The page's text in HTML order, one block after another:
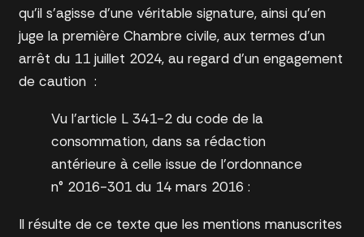
qu’il s’agisse d’une véritable signature, ainsi qu’en
juge la première Chambre civile, aux termes d’un
arrêt du 11 juillet 2024, au regard d’un engagement
de caution :
Vu l’article L 341-2 du code de la
consommation, dans sa rédaction
antérieure à celleissue de l’ordonnance
n° 2016-301 du 14 mars 2016 :
Il résulte de ce texte que les mentions manuscrites